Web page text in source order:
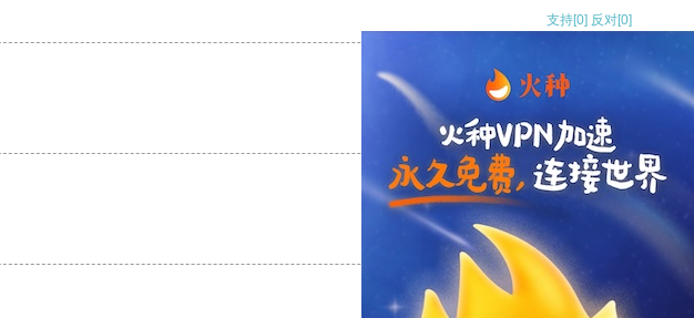
支持[0] 反对[0]
支持[0] 反对
支持